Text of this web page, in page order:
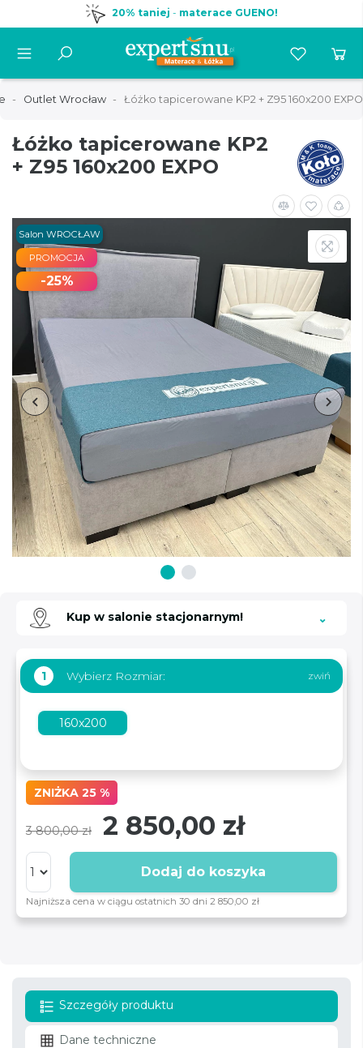
20% taniej - materace GUENO!
Outlet Wrocław Łóżko tapicerowane KP2 + Z95 160x200 EXPO
Łóżko tapicerowane KP2
+ Z95 160x200 EXPO
PROMOCJA
-25%
Salon WROCŁAW
Kup w salonie stacjonarnym!
1 Wybierz Rozmiar:
160x200
ZNIŻKA 25 %
3 800,00 zł 2 850,00 zł
Dodaj do koszyka
Najniższa cena w ciągu ostatnich 30 dni 2 850,00 zł
Szczegóły produktu
Dane techniczne